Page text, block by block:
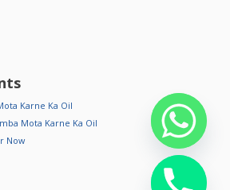
Karne Ka Oil
Mota Karne Ka Oil
Now